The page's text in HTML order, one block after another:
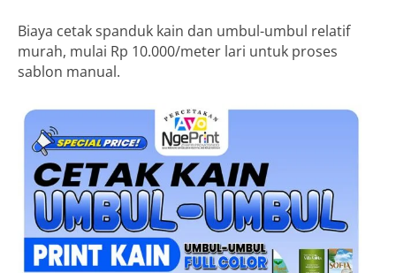
Biaya cetak spanduk kain dan umbul-umbul relatif
murah, mulai Rp 10.000/meter lari untuk proses
sablon manual.